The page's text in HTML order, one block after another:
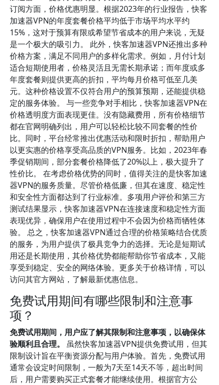
订阅方面，价格优惠明显。根据2023年的行业报告，快客
加速器VPN的年度套餐价格平均低于市场平均水平约
15%，这对于预算有限或希望节省成本的用户来说，无疑
是一个极大的吸引力。 此外，快客加速器VPN还推出多种
价格方案，满足不同用户的多样化需求。例如，月付计划
适合短期使用者，价格灵活且无需长期承诺；而年度或多
年度套餐则提供更高的折扣，平均每月价格可低至几美
元。这种价格设置不仅符合用户的预算预期，还能提供稳
定的服务体验。 与一些竞争对手相比，快客加速器VPN在
价格透明度方面表现更佳。没有隐藏费用，所有价格细节
都在官网明确列出，用户可以轻松比较不同套餐的性价
比。同时，平台经常推出优惠活动和限时折扣，帮助用户
以更实惠的价格享受高品质的VPN服务。比如，2023年春
季促销期间，部分套餐价格降低了20%以上，极大提升了
性价比。 在考虑价格优势的同时，值得关注的是快客加速
器VPN的服务质量。尽管价格低廉，但其在速度、稳定性
和安全性方面都达到了行业标准。多项用户评价和第三方
测试结果显示，快客加速器VPN在连接速度和稳定性方面
表现优异，确保用户在使用过程中不会因为价格而牺牲体
验。 总之，快客加速器VPN通过合理的价格策略结合优质
的服务，为用户提供了极具竞争力的选择。无论是短期试
用还是长期使用，其价格优势都能帮助你节省成本，又能
享受到稳定、安全的网络体验。更多关于价格详情，可以
访问其官方网站，了解最新优惠信息。
免费试用期间有哪些限制和注意事
项？
免费试用期间，用户应了解其限制和注意事项，以确保体
验顺利且合理。
虽然快客加速器VPN提供免费试用，但其
限制设计旨在平衡资源分配与用户体验。首先，免费试用
通常会设定时间限制，一般为7天至14天不等，超出时间
后，用户需要购买正式套餐才能继续使用。根据官方公